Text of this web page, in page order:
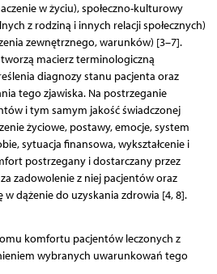
w życiu), społeczno-kulturowy
z rodziną i innych relacji społecznych)
zewnętrznego, warunków) [3–7].
macierz terminologiczną
diagnozy stanu pacjenta oraz
tego zjawiska. Na postrzeganie
i tym samym jakość świadczonej
życiowe, postawy, emocje, system
sytuacja finansowa, wykształcenie i
postrzegany i dostarczany przez
zadowolenie z niej pacjentów oraz
w dążenie do uzyskania zdrowia [4, 8].
komfortu pacjentów leczonych z
wybranych uwarunkowań tego